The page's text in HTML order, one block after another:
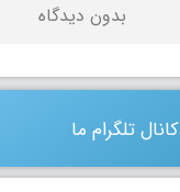
بدون دیدگاه
کانال تلگرام ما